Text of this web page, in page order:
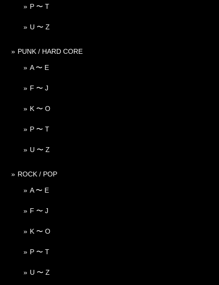
P 〜 T
U 〜 Z
PUNK / HARD CORE
A 〜 E
F 〜 J
K 〜 O
P 〜 T
U 〜 Z
ROCK / POP
A 〜 E
F 〜 J
K 〜 O
P 〜 T
U 〜 Z